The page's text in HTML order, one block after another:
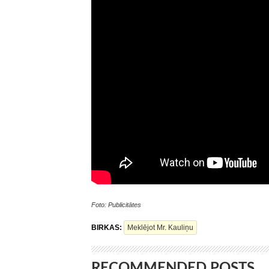
Foto: Publicitātes
BIRKAS: Meklējot Mr. Kauliņu